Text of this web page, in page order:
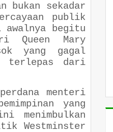
bukan sekadar
publik
awalnya begitu
Queen Mary
yang gagal
terlepas dari
menteri
yang
menimbulkan
Westminster